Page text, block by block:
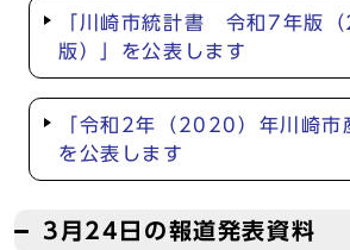
「川崎市統計書 令和7年版
版）」を公表します
「令和2年（2020）年川崎市
を公表します
3月24日の報道発表資料